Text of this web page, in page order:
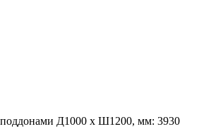
Д1000 х Ш1200, мм: 3930